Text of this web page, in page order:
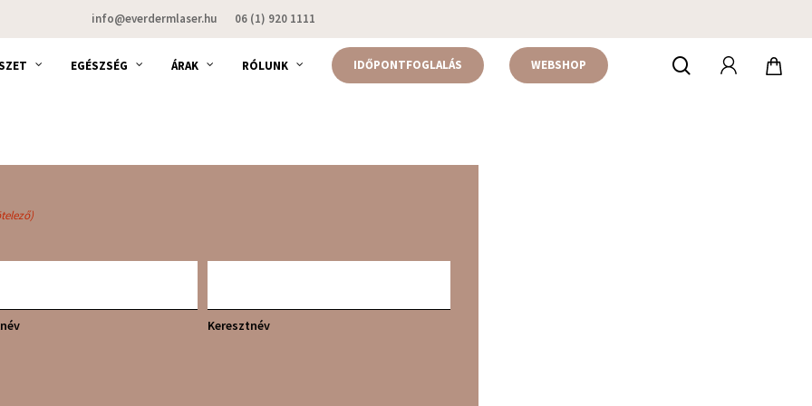
info@everdermlaser.hu 06 (1) 920 1111
EGÉSZSÉG ÁRAK RÓLUNK IDŐPONTFOGLALÁS WEBSHOP keresés
Keresztnév